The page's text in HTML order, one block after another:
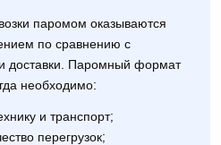
паромом оказываются
по сравнению с
доставки. Паромный формат
необходимо:
и транспорт;
перегрузок;